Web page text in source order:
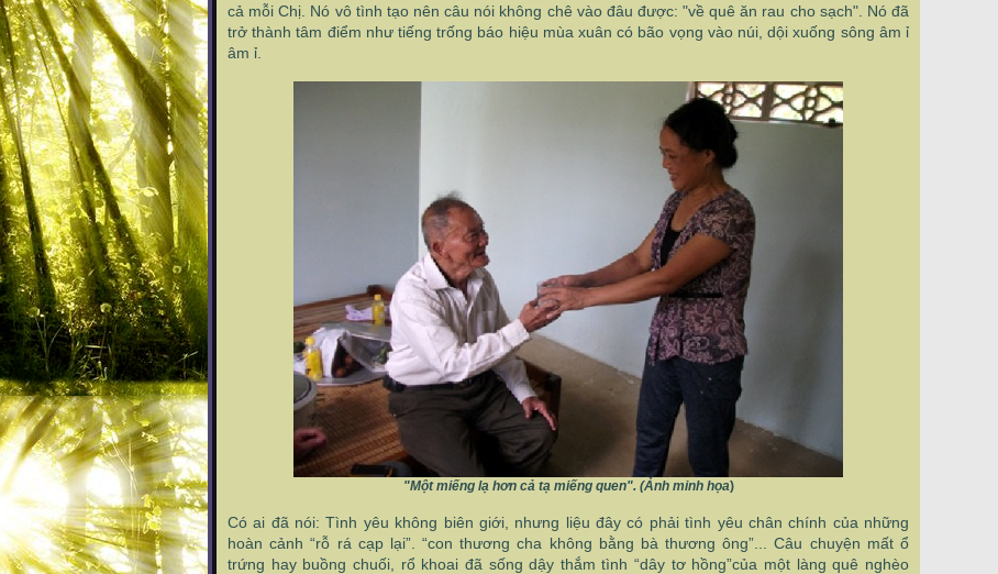
cả mỗi Chị. Nó vô tình tạo nên câu nói không chê vào đâu được: "về quê ăn rau cho sạch". Nó đã
trở thành tâm điểm như tiếng trống báo hiệu mùa xuân có bão vọng vào núi, dội xuống sông âm ỉ
âm ỉ.
"Một miếng lạ hơn cả tạ miếng quen". (Ảnh minh họa)
Có ai đã nói: Tình yêu không biên giới, nhưng liệu đây có phải tình yêu chân chính của những
hoàn cảnh “rỗ rá cạp lại”. “con thương cha không bằng bà thương ông”... Câu chuyện mất ổ
trứng hay buồng chuối, rổ khoai đã sống dậy thắm tình “dây tơ hồng”của một làng quê nghèo